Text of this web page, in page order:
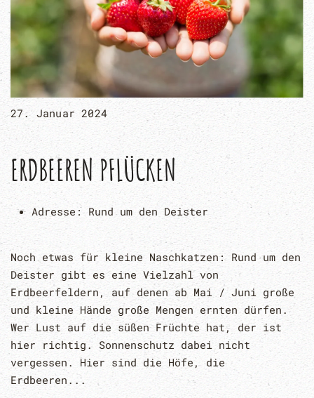
27. Januar 2024
ERDBEEREN PFLÜCKEN
Adresse: Rund um den Deister
Noch etwas für kleine Naschkatzen: Rund um den
Deister gibt es eine Vielzahl von
Erdbeerfeldern, auf denen ab Mai / Juni große
und kleine Hände große Mengen ernten dürfen.
Wer Lust auf die süßen Früchte hat, der ist
hier richtig. Sonnenschutz dabei nicht
vergessen. Hier sind die Höfe, die
Erdbeeren...